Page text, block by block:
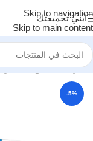
Skip to navigation
Skip to main content
ابني تجميعتك
الرئيسية/قطع
-5%